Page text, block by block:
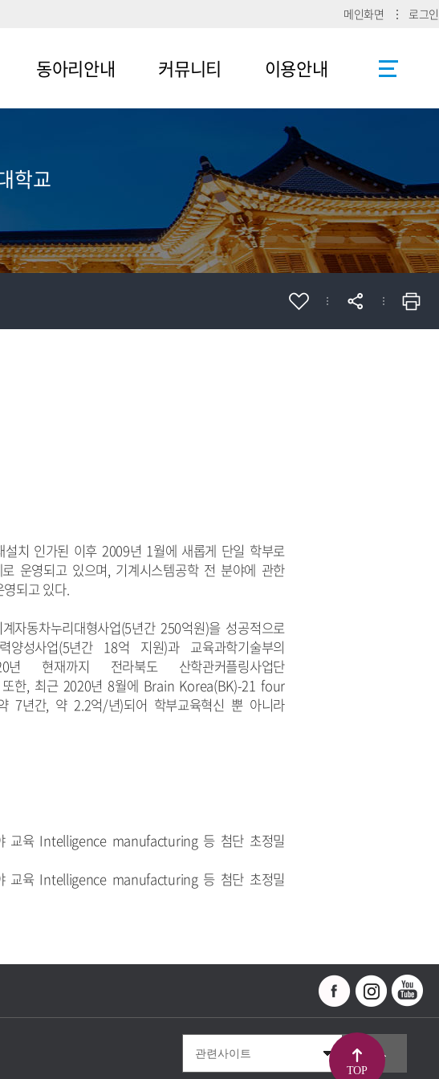
메인화면 로그인
동아리안내
메뉴4-2
커뮤니티 이용안내
사이트맵
로그인
학교
치 인가된 이후 2009년 1월에 새롭게 단일 학부로
운영되고 있으며, 기계시스템공학 전 분야에 관한
되고 있다.
자동차누리대형사업(5년간 250억원)을 성공적으로
성사업(5년간 18억 지원)과 교육과학기술부의
년 현재까지 전라북도 산학관커플링사업단
. 또한, 최근 2020년 8월에 Brain Korea(BK)-21 four
7년간, 약 2.2억/년)되어 학부교육혁신 뿐 아니라
교육 Intelligence manufacturing 등 첨단 초정밀
교육 Intelligence manufacturing 등 첨단 초정밀
TOP